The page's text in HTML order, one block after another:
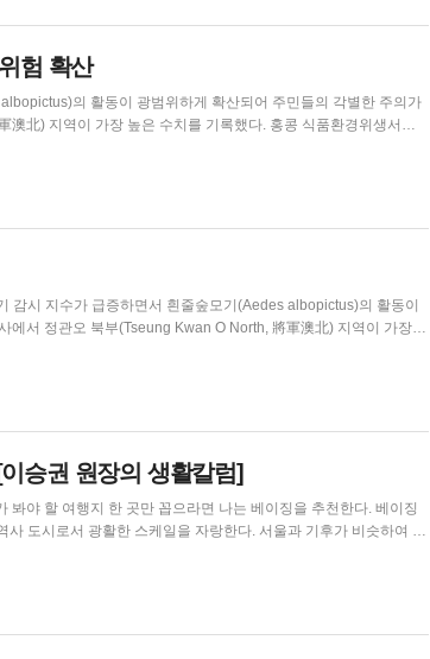
험 확산
의 활동이 광범위하게 확산되어 주민들의 각별한 주의가
장 높은 수치를 기록했다. 홍콩 식품환경위생서는
에 도달했으며, 마온산이 31%로 그 뒤를 이었다고 발표했다. 청
에서 정관오 북부(Tseung Kwan O North, 將軍澳北) 지역이 가장
승권 원장의 생활칼럼]
도시로서 광활한 스케일을 자랑한다. 서울과 기후가 비슷하여 가
콩에서 고속철로 불과 8시간 남짓이다. 주요 명소 •천안